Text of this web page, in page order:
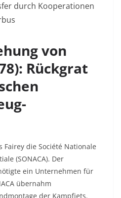
durch Kooperationen
von
Rückgrat
Fairey die Société Nationale
(SONACA). Der
ein Unternehmen für
übernahm
der Kampfjets.